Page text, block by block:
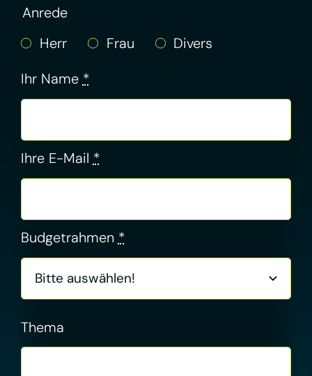
Anrede
Herr
Frau
Divers
Ihr Name *
Ihre E-Mail *
Budgetrahmen *
Thema